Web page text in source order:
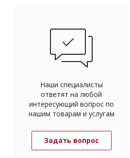
Наши специалисты
ответят на любой
интересующий вопрос по
нашим товарам и услугам
Задать вопрос